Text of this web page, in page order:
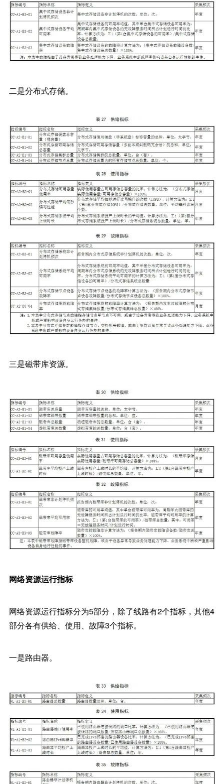
二是分布式存储。
三是磁带库资源。
网络资源运行指标
网络资源运行指标分为5部分，除了线路有2个指标，其他4
部分各有供给、使用、故障3个指标。
一是路由器。